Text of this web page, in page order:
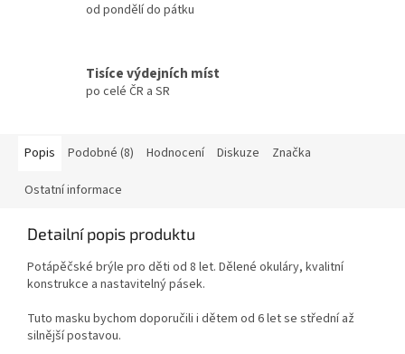
od pondělí do pátku
Tisíce výdejních míst
po celé ČR a SR
Popis Podobné (8) Hodnocení Diskuze Značka
Ostatní informace
Detailní popis produktu
Potápěčské brýle pro děti od 8 let. Dělené okuláry, kvalitní
konstrukce a nastavitelný pásek.
Tuto masku bychom doporučili i dětem od 6 let se střední až
silnější postavou.